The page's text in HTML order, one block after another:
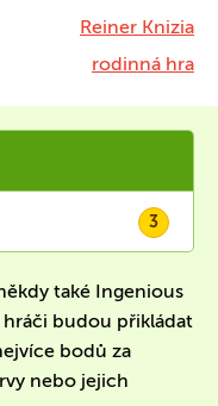
Reiner Knizia
rodinná hra
3
také Ingenious
budou přikládat
bodů za
nebo jejich